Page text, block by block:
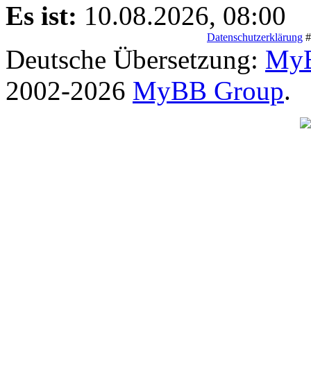
Es ist: 10.08.2026, 08:00
Datenschutzerklärung
Deutsche Übersetzung:
2002-2026 MyBB Group.